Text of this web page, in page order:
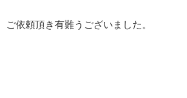
ご依頼頂き有難うございました。